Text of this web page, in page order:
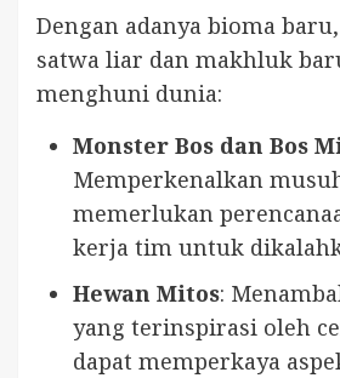
Dengan adanya bioma
satwa liar dan makhluk
menghuni dunia:
Monster Bos dan Bos
Memperkenalkan
memerlukan
kerja tim untuk
Hewan Mitos:
yang terinspirasi oleh
dapat memperkaya